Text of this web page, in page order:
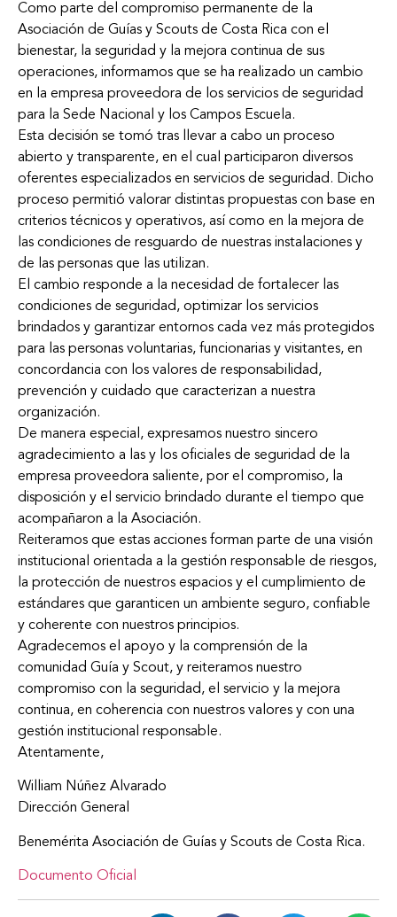
Como parte del compromiso permanente de la
Asociación de Guías y Scouts de Costa Rica con el
bienestar, la seguridad y la mejora continua de sus
operaciones, informamos que se ha realizado un cambio
en la empresa proveedora de los servicios de seguridad
para la Sede Nacional y los Campos Escuela.
Esta decisión se tomó tras llevar a cabo un proceso
abierto y transparente, en el cual participaron diversos
oferentes especializados en servicios de seguridad. Dicho
proceso permitió valorar distintas propuestas con base en
criterios técnicos y operativos, así como en la mejora de
las condiciones de resguardo de nuestras instalaciones y
de las personas que las utilizan.
El cambio responde a la necesidad de fortalecer las
condiciones de seguridad, optimizar los servicios
brindados y garantizar entornos cada vez más protegidos
para las personas voluntarias, funcionarias y visitantes, en
concordancia con los valores de responsabilidad,
prevención y cuidado que caracterizan a nuestra
organización.
De manera especial, expresamos nuestro sincero
agradecimiento a las y los oficiales de seguridad de la
empresa proveedora saliente, por el compromiso, la
disposición y el servicio brindado durante el tiempo que
acompañaron a la Asociación.
Reiteramos que estas acciones forman parte de una visión
institucional orientada a la gestión responsable de riesgos,
la protección de nuestros espacios y el cumplimiento de
estándares que garanticen un ambiente seguro, confiable
y coherente con nuestros principios.
Agradecemos el apoyo y la comprensión de la
comunidad Guía y Scout, y reiteramos nuestro
compromiso con la seguridad, el servicio y la mejora
continua, en coherencia con nuestros valores y con una
gestión institucional responsable.
Atentamente,
William Núñez Alvarado
Dirección General
Benemérita Asociación de Guías y Scouts de Costa Rica.
Documento Oficial